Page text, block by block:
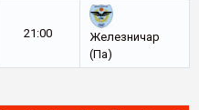
21:00
Железничар
(Па)